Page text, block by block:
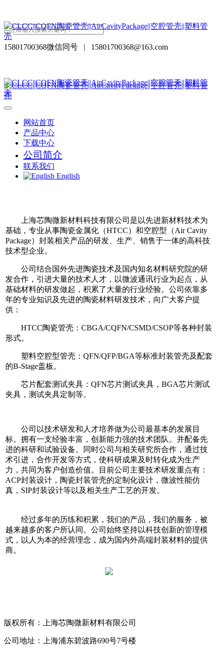
15801700368微信同号 | 15801700368@163.com
网站首页
产品中心
下载中心
公司简介
联系我们
English
上海芯陶微新材料科技有限公司是以先进新材料技术为
基础，专业从事陶瓷金属化（HTCC）和空腔型（Air Cavity
Package）封装相关产品的研发、生产、销售于一体的高科技
技术型企业。
公司结合国外先进陶瓷技术及国内知名材料研究院的研
发合作，引进大量的技术人才，以微波通讯行业为起点，从
基础材料的研发做起，积累了大量的行业经验。 公司依靠多
年的专业知识及先进的陶瓷材料研发技术，向广大客户提
供：
HTCC陶瓷管壳： CBGA/CQFN/CSMD/CSOP等各种封装
形式。
塑料空腔型管壳：QFN/QFP/BGA等标准封装管壳及配套
的B-Stage盖板。
芯片配套测试夹具： QFN芯片测试夹具，BGA芯片测试
夹具，测试夹具定制等。
公司以技术研发和人才培养做为公司最基本的发展目
标。拥有一支经验丰富，创新能力强的技术团队。并配备先
进的科研和试验设备。同时公司与相关研究所合作，通过技
术引进，合作开发等方式，使科研成果及时转化成为生产
力，共同为客户创造价值。目前公司主要技术研发重点有：
ACP封装设计，陶瓷封装管壳的定制化设计，微波性能仿
真，SIP封装设计等以及相关生产工艺的开发。
经过多年的历练和积累，我们的产品，我们的服务，被
越来越多的客户所认同。公司始终坚持以科技创新的管理模
式，以人为本的经营理念，成为国内外高端封装材料的提供
商。
版权所有：上海芯陶微新材料有限公司
公司地址：上海浦东碧波路690号7号楼